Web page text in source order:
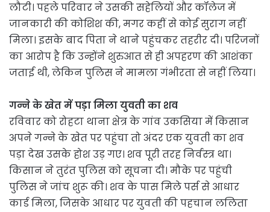
लौटी। पहले परिवार ने उसकी सहेलियों और कॉलेज में
जानकारी की कोशिश की, मगर कहीं से कोई सुराग नहीं
मिला। इसके बाद पिता ने थाने पहुंचकर तहरीर दी। परिजनों
का आरोप है कि उन्होंने शुरुआत से ही अपहरण की आशंका
जताई थी, लेकिन पुलिस ने मामला गंभीरता से नहीं लिया।
गन्ने के खेत में पड़ा मिला युवती का शव
रविवार को रोहटा थाना क्षेत्र के गांव उकसिया में किसान
अपने गन्ने के खेत पर पहुंचा तो अंदर एक युवती का शव
पड़ा देख उसके होश उड़ गए। शव पूरी तरह निर्वस्त्र था।
किसान ने तुरंत पुलिस को सूचना दी। मौके पर पहुंची
पुलिस ने जांच शुरू की। शव के पास मिले पर्स से आधार
कार्ड मिला, जिसके आधार पर युवती की पहचान ललिता